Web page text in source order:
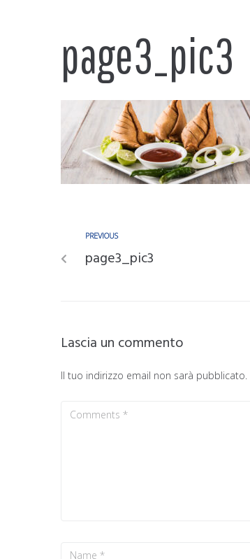
page3_pic3
PREVIOUS
page3_pic3
Lascia un commento
Il tuo indirizzo email non sarà pubblicato.